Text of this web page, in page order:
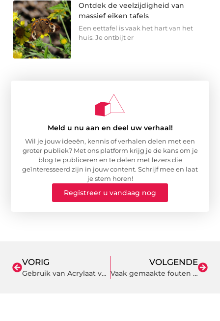
Ontdek de veelzijdigheid van
massief eiken tafels
Een eettafel is vaak het hart van het
huis. Je ontbijt er
Meld u nu aan en deel uw verhaal!
Wil je jouw ideeën, kennis of verhalen delen met een
groter publiek? Met ons platform krijg je de kans om je
blog te publiceren en te delen met lezers die
geïnteresseerd zijn in jouw content. Schrijf mee en laat
je stem horen!
Registreer u vandaag nog
VORIG
Gebruik van Acrylaat voor Displays
VOLGENDE
Vaak gemaakte fouten tijdens afvallen